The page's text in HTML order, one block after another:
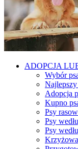
ADOPCJA
Wybór
Adopcja
Kupno
Psy
Psy
Psy